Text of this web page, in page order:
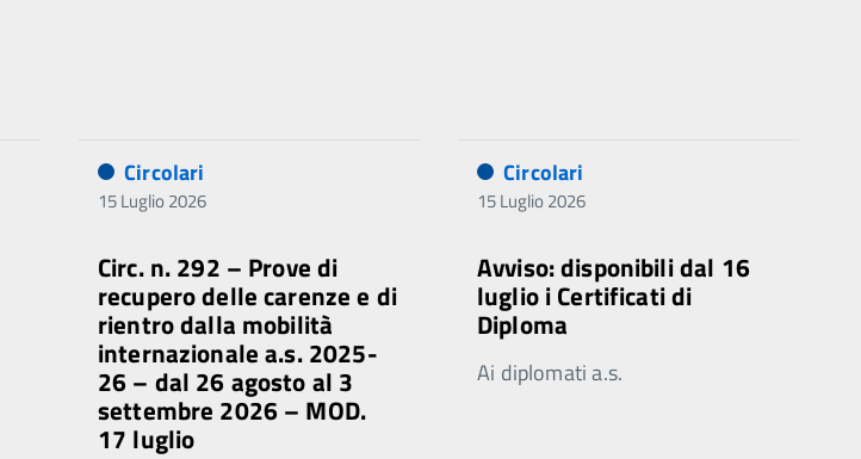
Circolari
15 Luglio 2026
Circ. n. 292 – Prove di
recupero delle carenze e di
rientro dalla mobilità
internazionale a.s. 2025-
26 – dal 26 agosto al 3
settembre 2026 – MOD.
17 luglio
Circolari
15 Luglio 2026
Avviso: disponibili dal 16
luglio i Certificati di
Diploma
Ai diplomati a.s.